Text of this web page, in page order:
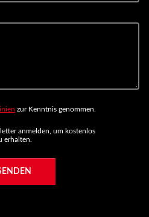
zur Kenntnis genommen.
anmelden, um kostenlos
erhalten.